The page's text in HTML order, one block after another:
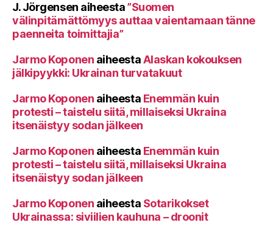
J. Jörgensen aiheesta”Suomen
välinpitämättömyys auttaa vaientamaan tänne
paenneita toimittajia”
Jarmo Koponen aiheestaAlaskan kokouksen
jälkipyykki: Ukrainan turvatakuut
Jarmo Koponen aiheesta Enemmän kuin
protesti – taistelu siitä, millaiseksi Ukraina
itsenäistyy sodan jälkeen
Jarmo Koponen aiheesta Enemmän kuin
protesti – taistelu siitä, millaiseksi Ukraina
itsenäistyy sodan jälkeen
Jarmo Koponen aiheesta Sotarikokset
Ukrainassa: siviilien kauhuna – droonit